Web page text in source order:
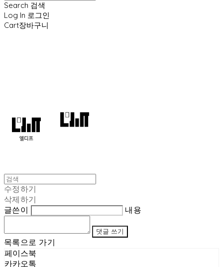
Search 검색
Log In 로그인
Cart장바구니
수정하기
삭제하기
글쓴이
내용
댓글 쓰기
목록으로 가기
페이스북
카카오톡